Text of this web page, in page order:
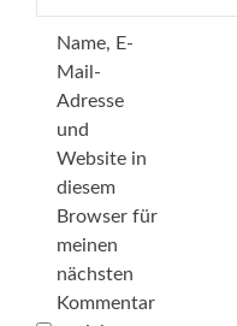
Name, E-
Mail-
Adresse
und
Website in
diesem
Browser für
meinen
nächsten
Kommentar